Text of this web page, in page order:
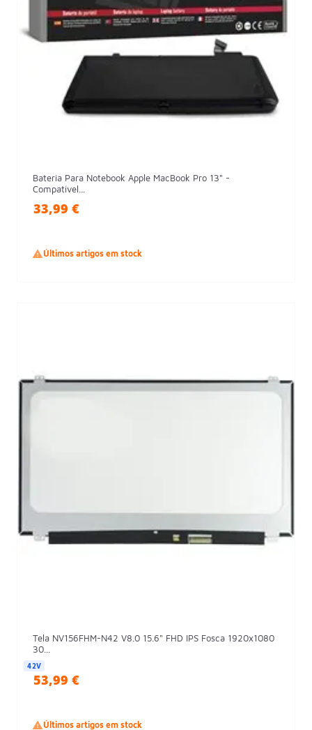
Bateria Para Notebook Apple MacBook Pro 13" -
Compatível...
33,99 €
Últimos artigos em stock
Tela NV156FHM-N42 V8.0 15.6" FHD IPS Fosca 1920x1080
30...
42V
53,99 €
Últimos artigos em stock